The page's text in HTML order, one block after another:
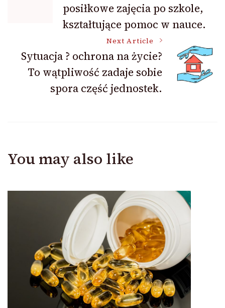
Navigation
posiłkowe zajęcia po szkole,
kształtujące pomoc w nauce.
Next Article
Sytuacja ? ochrona na życie?
To wątpliwość zadaje sobie
spora część jednostek.
You may also like